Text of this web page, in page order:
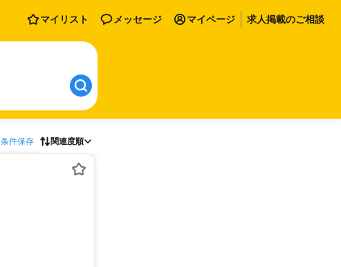
マイリスト メッセージ マイページ 求人掲載のご相談
条件保存 関連度順